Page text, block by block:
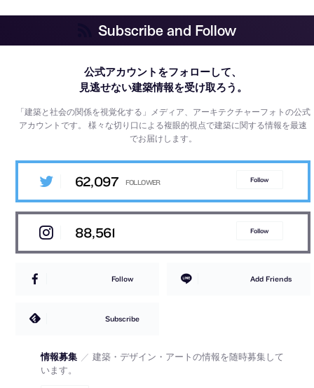
Subscribe and Follow
公式アカウントをフォローして、
見逃せない建築情報を受け取ろう。
「建築と社会の関係を視覚化する」メディア、アーキテクチャーフォトの公式
アカウントです。様々な切り口による複眼的視点で建築に関する情報を最速
でお届けします。
62,097 Follow
88,561 Follow
Follow Add Friends
Subscribe
情報募集 ／ 建築・デザイン・アートの情報を随時募集して
います。